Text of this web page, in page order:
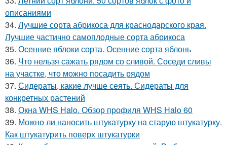
описаниями
34. Лучшие сорта абрикоса для краснодарского края.
Лучшие частично самоплодные сорта абрикоса
35. Осенние яблоки сорта. Осенние сорта яблонь
36. Что нельзя сажать рядом со сливой. Соседи сливы
на участке, что можно посадить рядом
37. Сидераты, какие лучше сеять. Сидераты для
конкретных растений
38. Окна WHS Halo. Обзор профиля WHS Halo 60
39. Можно ли наносить штукатурку на старую штукатурку.
Как штукатурить поверх штукатурки